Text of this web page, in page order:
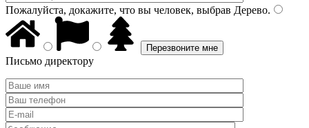
Пожалуйста, докажите, что вы человек, выбрав Дерево.
Письмо директору